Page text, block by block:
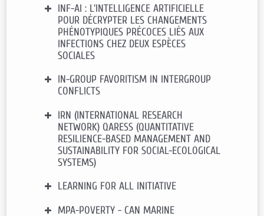
Contact CEE-M: Dimitri DUBOIS ,
Katrin ERDLENBRUCH,Emmanuelle
LAVAINEetMarc WILLINGER
Financement: Fondation MAIF
Durée: 2019 – 2022
Contact CEE-M: Katrin
ERDLENBRUCH
INF-AI : L'INTELLIGENCE ARTIFICIELLE
POUR DÉCRYPTER LES CHANGEMENTS
PHÉNOTYPIQUES PRÉCOCES LIÉS AUX
INFECTIONS CHEZ DEUX ESPÈCES
SOCIALES
Funding: MITI, CNRS
Duration
Contact CEE-M
Arnaud TOGNETTI
IN-GROUP FAVORITISM IN INTERGROUP
CONFLICTS
Financement: ANR Group
Durée: 2022-2026
Contact CEE-M:
Guillaume
CHEIKBOSSIAN
IRN (INTERNATIONAL RESEARCH
NETWORK) QARESS (QUANTITATIVE
RESILIENCE-BASED MANAGEMENT AND
SUSTAINABILITY FOR SOCIAL-ECOLOGICAL
SYSTEMS)
Financement: CNRS – INSHS
LEARNING FOR ALL INITIATIVE
Financement: Abdul Latif Jameel
MPA-POVERTY - CAN MARINE